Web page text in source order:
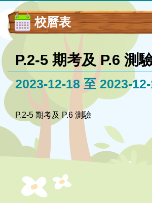
校曆表
P.2-5 期考及 P.6 測
2023-12-18 至 2023-
P.2-5 期考及 P.6 測驗